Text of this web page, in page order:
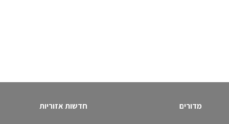
מדורים חדשות אזוריות